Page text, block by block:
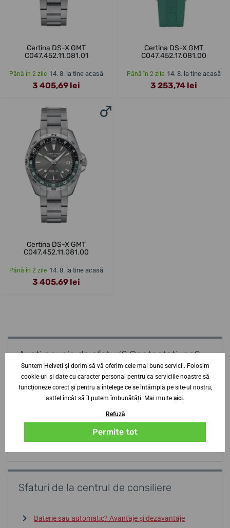
Certina DS-X GMT
C047.452.11.081.01
Până în 2 zile 14. 8. la tine acasă
3 405,69 lei
Certina DS-X GMT
C047.452.17.081.00
Până în 2 zile 14. 8. la tine acasă
3 253,74 lei
Certina DS-X GMT
C047.452.11.081.00
Până în 2 zile 14. 8. la tine acasă
3 405,69 lei
Aveți nevoie de sfaturi? Contactați-ne?
specialist
Jiří Štencek
9-19
Vi-Sb9-16
info@helveti.ro
Sfaturi de la centrul de consiliere
Baterie sau automatic? Avantaje și dezavantaje
Suntem Helveti și dorim să vă oferim cele mai bune servicii. Folosim
cookie-uri și date cu caracter personal pentru ca serviciile noastre să
funcționeze corect și pentru a înțelege ce se întâmplă pe site-ul nostru,
astfel încât să îl putem îmbunătăți. Mai multe aici.
Refuză
Permite tot